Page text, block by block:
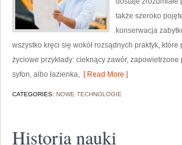
także szeroko
konserwacja
wszystko kręci się wokół rozsądnych praktyk,
życiowe przykłady: cieknący zawór,
syfon, albo łazienka, [ Read More ]
CATEGORIES: NOWE TECHNOLOGIE
Historia nauki